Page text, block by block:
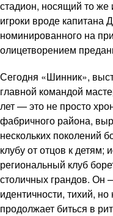
стадион, носящий то
игроки вроде капитана
номинированного на
олицетворением
Сегодня «Шинник»,
главной командой
лет — это не просто
фабричного района,
нескольких поколений
клубу от отцов к детям;
региональный клуб
столичных грандов. Он
идентичности, тихий,
продолжает биться в